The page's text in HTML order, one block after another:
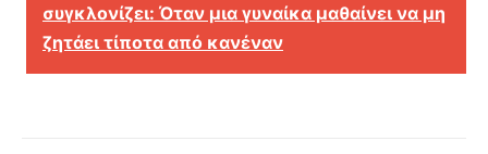
συγκλονίζει: Όταν μια γυναίκα μαθαίνει να μη
ζητάει τίποτα από κανέναν